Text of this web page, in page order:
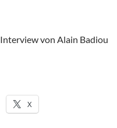
von Alain Badiou
X